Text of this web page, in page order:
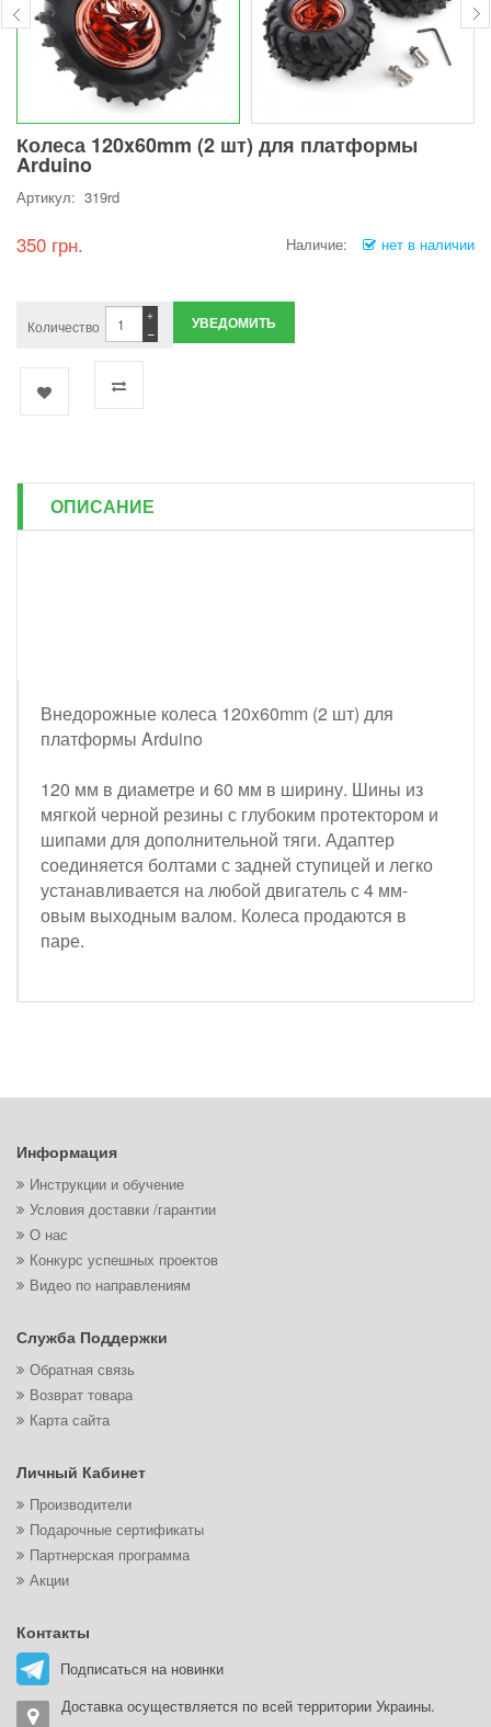
Колеса 120x60mm (2 шт) для платформы
Arduino
Артикул: 319rd
350 грн. Наличие: нет в наличии
Количество −
+ УВЕДОМИТЬ
ОПИСАНИЕ
Внедорожные колеса 120x60mm (2 шт) для
платформы Arduino
120 мм в диаметре и 60 мм в ширину. Шины из
мягкой черной резины с глубоким протектором и
шипами для дополнительной тяги. Адаптер
соединяется болтами с задней ступицей и легко
устанавливается на любой двигатель с 4 мм-
овым выходным валом. Колеса продаются в
паре.
Информация
Инструкции и обучение
Условия доставки /гарантии
О нас
Конкурс успешных проектов
Видео по направлениям
Служба Поддержки
Обратная связь
Возврат товара
Карта сайта
Личный Кабинет
Производители
Подарочные сертификаты
Партнерская программа
Акции
Контакты
Подписаться на новинки
Доставка осуществляется по всей территории Украины.